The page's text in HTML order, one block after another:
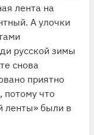
лента на
А улочки
русской зимы
снова
приятно
потому что
ленты» были в